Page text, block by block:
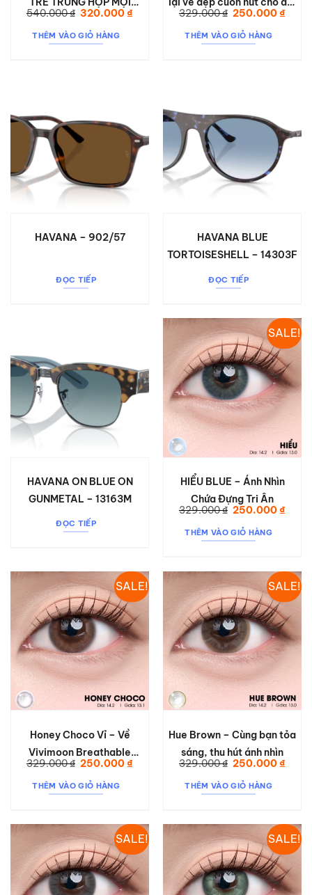
STYLE S23007
540.000₫ Giá
là:
540.000 ₫.
320.000₫Giá
THÊM VÀO GIỎ HÀNG
mắt
329.000₫ Giá
là:
329.000 ₫.
250.000₫Giá
THÊM VÀO GIỎ HÀNG
HAVANA – 902/57
ĐỌC TIẾP
HAVANA BLUE
TORTOISESHELL – 14303F
ĐỌC TIẾP
HAVANA ON BLUE ON
GUNMETAL – 13163M
ĐỌC TIẾP
SALE!
HIỂU BLUE – Ánh Nhìn
Chứa Đựng Tri Ân
329.000₫ Giá
là:
329.000 ₫.
250.000₫Giá
THÊM VÀO GIỎ HÀNG
SALE!
Honey Choco Vỉ – Về
Vivimoon Breathable
Contact Lens HONEY
CHOCO
329.000₫ Giá
là:
329.000 ₫.
250.000₫Giá
THÊM VÀO GIỎ HÀNG
SALE!
Hue Brown – Cùng bạn tỏa
sáng, thu hút ánh nhìn
329.000₫ Giá
là:
329.000 ₫.
250.000₫Giá
THÊM VÀO GIỎ HÀNG
SALE! SALE!